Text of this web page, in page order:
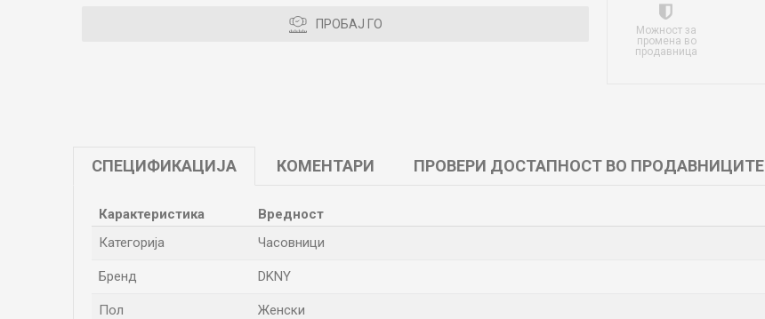
ПРОБАЈ ГО
Можност за
промена во
продавница
СПЕЦИФИКАЦИЈА КОМЕНТАРИ ПРОВЕРИ ДОСТАПНОСТ ВО ПРОДАВНИЦИТЕ
Карактеристика
Вредност
Категорија
Часовници
Бренд DKNY
Пол Женски